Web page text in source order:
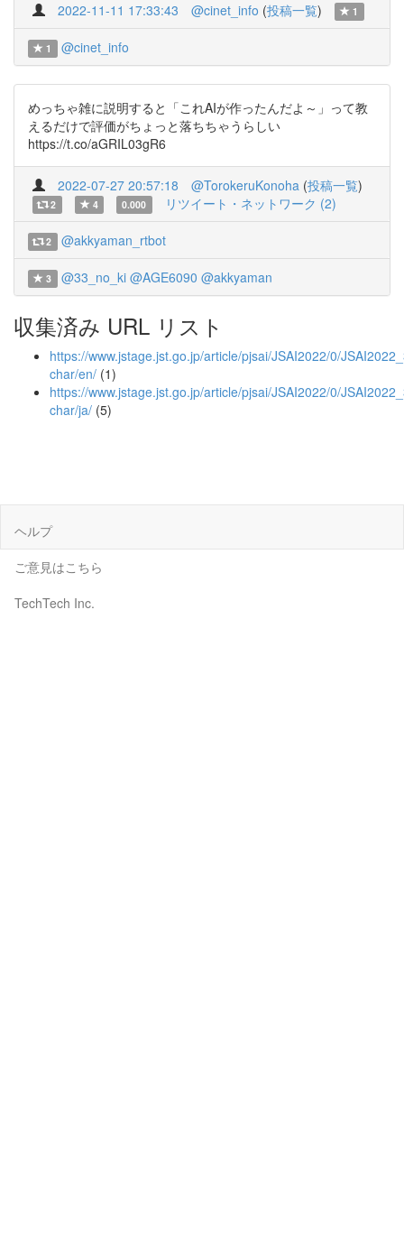
2022-11-11 17:33:43 @cinet_info (投稿一覧) 1
1 @cinet_info
めっちゃ雑に説明すると「これAIが作ったんだよ～」って教
えるだけで評価がちょっと落ちちゃうらしい
https://t.co/aGRIL03gR6
2022-07-27 20:57:18 @TorokeruKonoha (投稿一覧)
2 4 0.000 リツイート・ネットワーク (2)
2 @akkyaman_rtbot
3 @33_no_ki @AGE6090 @akkyaman
収集済み URL リスト
https://www.jstage.jst.go.jp/article/pjsai/JSAI2022/0/
char/en/ (1)
https://www.jstage.jst.go.jp/article/pjsai/JSAI2022/0/
char/ja/ (5)
ヘルプ
ご意見はこちら
TechTech Inc.